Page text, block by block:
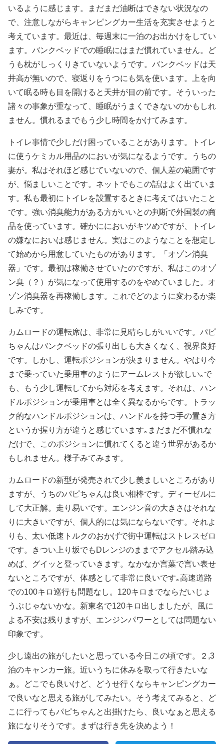
いるように感じます。まだまだ油断はできない状況なの
で、注意しながらキャンピングカー生活を充実させようと
考えています。最近は、毎週末に一泊のお出かけをしてい
ます。バンクベッドでの睡眠にはまだ慣れていません。ど
うも枕がしっくりきていないようです。バンクベッドは天
井高が無いので、寝返りをうつにも気を使います。上を向
いて眠る時も目を開けると天井が目の前です。そういった
諸々の事象が重なって、睡眠がうまくできないのかもしれ
ません。慣れるまでもう少し時間をかけてみます。
トイレ事情で少しだけ困っていることがあります。トイレ
に使うケミカル用品のにおいが気になるようです。うちの
妻が。私はそれほど感じていないので、個人差の範囲です
が、悩ましいことです。ネットでもこの話はよく出ていま
す。私も最初にトイレを設置するときに考えてはいたこと
です。強い消臭能力がある方がいいとの判断で外国製の商
品を使っています。確かににおいがキツめですが、トイレ
の嫌なにおいは感じません。実はこのようなことを想定し
て始めから用意していたものがあります。「オゾン消臭
器」です。最初は稼働させていたのですが、私はこのオゾ
ン臭（？）が気になって使用するのをやめていました。オ
ゾン消臭器を再稼働します。これでどのように変わるか楽
しみです。
カムロードの運転席は、非常に見晴らしがいいです。パピ
ちゃんはバンクベッドの張り出しも大きくなく、視界良好
です。しかし、運転ポジションが決まりません。やはり今
まで乗っていた乗用車のようにアームレストが欲しい｡で
も、もう少し運転してから対応を考えます。それは、ハン
ドルポジションが乗用車とは全く異なるからです。トラッ
ク的なハンドルポジションは、ハンドルを持つ手の置き方
というか握り方が違うと感じています｡まだまだ不慣れな
だけで、このポジションに慣れてくると違う世界があるか
もしれません。様子みてみます。
カムロードの新型が発売されて少し羨ましいところがあり
ますが、うちのパピちゃんは良い相棒です。ディーゼルに
して大正解。走り易いです。エンジン音の大きさはそれな
りに大きいですが、個人的には気にならないです。それよ
りも、太い低速トルクのおかげで街中運転はストレスゼロ
です。きつい上り坂でもDレンジのままでアクセル踏み込
めば、グイッと登っていきます。なかなか言葉で言い表せ
ないところですが、体感として非常に良いです｡高速道路
での100キロ巡行も問題なし。120キロまでならだいじょ
うぶじゃないかな。新東名で120キロ出しましたが、風に
よる不安は残りますが、エンジンパワーとしては問題ない
印象です。
少し遠出の旅がしたいと思っている今日この頃です。２,3
泊のキャンカー旅。近いうちに休みを取って行きたいな
ぁ。どこでも良いけど、どうせ行くならキャンピングカー
で良いなと思える旅がしてみたい。そう考えてみると、ど
こに行ってもパピちゃんと出掛けたら、良いなぁと思える
旅になりそうです。まずは行き先を決めよう！